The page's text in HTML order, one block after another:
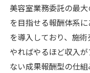
美容室業務委託の最
を目指せる報酬体系
を導入しており、施
やればやるほど収入
ない成果報酬型の仕